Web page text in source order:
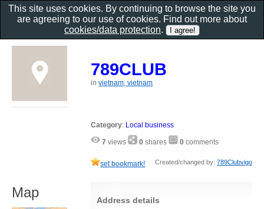
789CLUB
invietnam, vietnam
Category: Local business
7 views 0 shares 0 comments
set bookmark! Created/changed by: 789Clubvigo
Address details
Map
This site uses cookies. By continuing to browse the site you
are agreeing to our use of cookies. Find out more about
cookies/data protection.